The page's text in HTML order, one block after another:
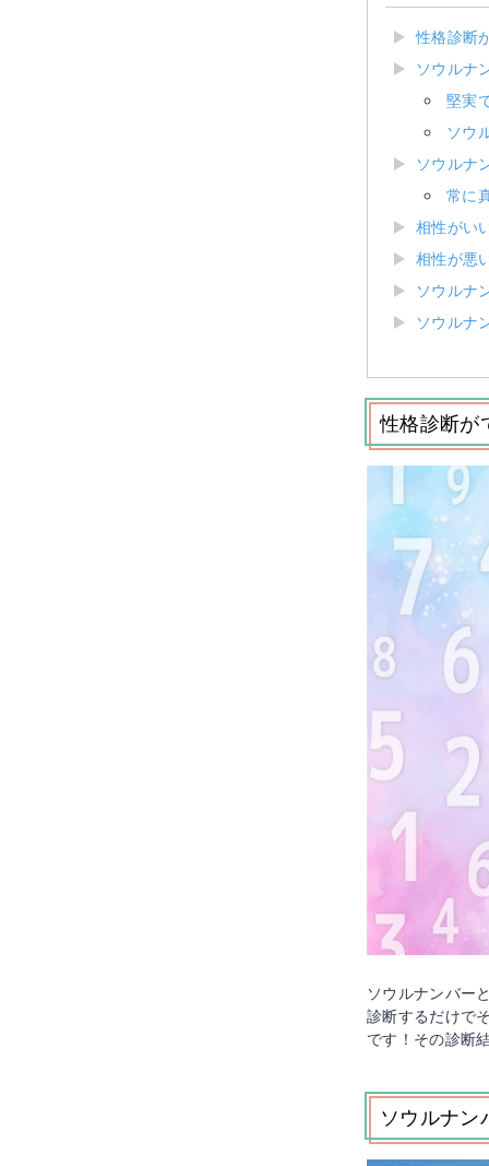
性格診断
ソウルナ
堅実
ソウ
ソウルナ
常に
相性がい
相性が悪
ソウルナ
ソウルナ
性格診断が
ソウルナンバー
診断するだけで
です！その診断
ソウルナン